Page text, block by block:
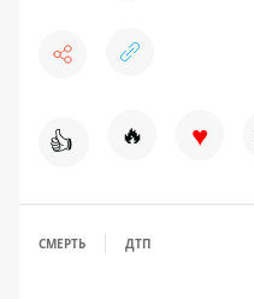
👍 🔥 ♥
СМЕРТЬ ДТП